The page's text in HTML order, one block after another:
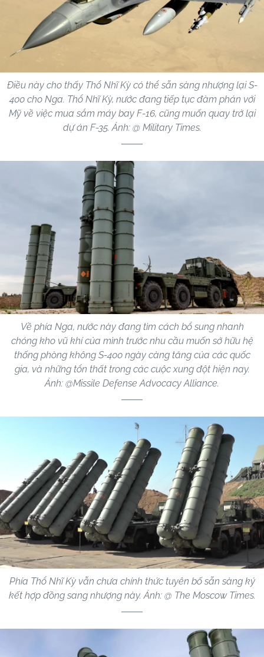
Điều này cho thấy Thổ Nhĩ Kỳ có thể sẵn sàng nhượng lại S-
400 cho Nga. Thổ Nhĩ Kỳ, nước đang tiếp tục đàm phán với
Mỹ về việc mua sắm máy bay F-16, cũng muốn quay trở lại
dự án F-35. Ảnh: @ Military Times.
Về phía Nga, nước này đang tìm cách bổ sung nhanh
chóng kho vũ khí của mình trước nhu cầu muốn sở hữu hệ
thống phòng không S-400 ngày càng tăng của các quốc
gia, và những tổn thất trong các cuộc xung đột hiện nay.
Ảnh: @Missile Defense Advocacy Alliance.
Phía Thổ Nhĩ Kỳ vẫn chưa chính thức tuyên bố sẵn sàng ký
kết hợp đồng sang nhượng này. Ảnh: @ The Moscow Times.